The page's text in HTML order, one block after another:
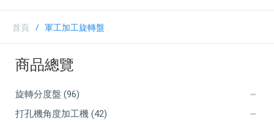
首頁 軍工加工旋轉盤
商品總覽
旋轉分度盤 (96)
打孔機角度加工機 (42)